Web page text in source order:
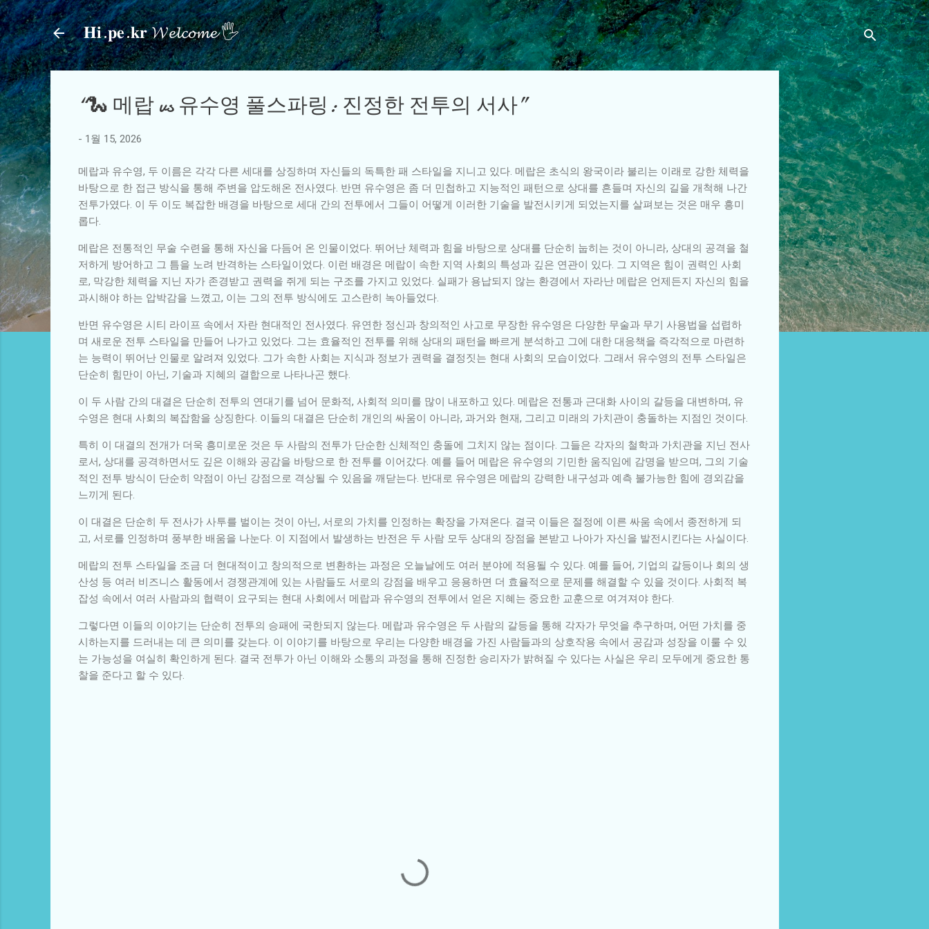
기본 콘텐츠로 건너뛰기
𝐇𝐢.𝐩𝐞.𝐤𝐫 𝓦𝓮𝓵𝓬𝓸𝓶𝓮 🖐
“🐍 메랍 vs 유수영 풀스파링: 진정한 전투의 서사”
- 1월 15, 2026
메랍과 유수영, 두 이름은 각각 다른 세대를 상징하며 자신들의 독특한 패 스타일을 지니고 있다. 메랍은 초식의 왕국이라 불리는 이래로 강한 체력을
바탕으로 한 접근 방식을 통해 주변을 압도해온 전사였다. 반면 유수영은 좀 더 민첩하고 지능적인 패턴으로 상대를 흔들며 자신의 길을 개척해 나간
전투가였다. 이 두 이도 복잡한 배경을 바탕으로 세대 간의 전투에서 그들이 어떻게 이러한 기술을 발전시키게 되었는지를 살펴보는 것은 매우 흥미
롭다.
메랍은 전통적인 무술 수련을 통해 자신을 다듬어 온 인물이었다. 뛰어난 체력과 힘을 바탕으로 상대를 단순히 눕히는 것이 아니라, 상대의 공격을 철
저하게 방어하고 그 틈을 노려 반격하는 스타일이었다. 이런 배경은 메랍이 속한 지역 사회의 특성과 깊은 연관이 있다. 그 지역은 힘이 권력인 사회
로, 막강한 체력을 지닌 자가 존경받고 권력을 쥐게 되는 구조를 가지고 있었다. 실패가 용납되지 않는 환경에서 자라난 메랍은 언제든지 자신의 힘을
과시해야 하는 압박감을 느꼈고, 이는 그의 전투 방식에도 고스란히 녹아들었다.
반면 유수영은 시티 라이프 속에서 자란 현대적인 전사였다. 유연한 정신과 창의적인 사고로 무장한 유수영은 다양한 무술과 무기 사용법을 섭렵하
며 새로운 전투 스타일을 만들어 나가고 있었다. 그는 효율적인 전투를 위해 상대의 패턴을 빠르게 분석하고 그에 대한 대응책을 즉각적으로 마련하
는 능력이 뛰어난 인물로 알려져 있었다. 그가 속한 사회는 지식과 정보가 권력을 결정짓는 현대 사회의 모습이었다. 그래서 유수영의 전투 스타일은
단순히 힘만이 아닌, 기술과 지혜의 결합으로 나타나곤 했다.
이 두 사람 간의 대결은 단순히 전투의 연대기를 넘어 문화적, 사회적 의미를 많이 내포하고 있다. 메랍은 전통과 근대화 사이의 갈등을 대변하며, 유
수영은 현대 사회의 복잡함을 상징한다. 이들의 대결은 단순히 개인의 싸움이 아니라, 과거와 현재, 그리고 미래의 가치관이 충돌하는 지점인 것이다.
특히 이 대결의 전개가 더욱 흥미로운 것은 두 사람의 전투가 단순한 신체적인 충돌에 그치지 않는 점이다. 그들은 각자의 철학과 가치관을 지닌 전사
로서, 상대를 공격하면서도 깊은 이해와 공감을 바탕으로 한 전투를 이어갔다. 예를 들어 메랍은 유수영의 기민한 움직임에 감명을 받으며, 그의 기술
적인 전투 방식이 단순히 약점이 아닌 강점으로 격상될 수 있음을 깨닫는다. 반대로 유수영은 메랍의 강력한 내구성과 예측 불가능한 힘에 경외감을
느끼게 된다.
이 대결은 단순히 두 전사가 사투를 벌이는 것이 아닌, 서로의 가치를 인정하는 확장을 가져온다. 결국 이들은 절정에 이른 싸움 속에서 종전하게 되
고, 서로를 인정하며 풍부한 배움을 나눈다. 이 지점에서 발생하는 반전은 두 사람 모두 상대의 장점을 본받고 나아가 자신을 발전시킨다는 사실이다.
메랍의 전투 스타일을 조금 더 현대적이고 창의적으로 변환하는 과정은 오늘날에도 여러 분야에 적용될 수 있다. 예를 들어, 기업의 갈등이나 회의 생
산성 등 여러 비즈니스 활동에서 경쟁관계에 있는 사람들도 서로의 강점을 배우고 응용하면 더 효율적으로 문제를 해결할 수 있을 것이다. 사회적 복
잡성 속에서 여러 사람과의 협력이 요구되는 현대 사회에서 메랍과 유수영의 전투에서 얻은 지혜는 중요한 교훈으로 여겨져야 한다.
그렇다면 이들의 이야기는 단순히 전투의 승패에 국한되지 않는다. 메랍과 유수영은 두 사람의 갈등을 통해 각자가 무엇을 추구하며, 어떤 가치를 중
시하는지를 드러내는 데 큰 의미를 갖는다. 이 이야기를 바탕으로 우리는 다양한 배경을 가진 사람들과의 상호작용 속에서 공감과 성장을 이룰 수 있
는 가능성을 여실히 확인하게 된다. 결국 전투가 아닌 이해와 소통의 과정을 통해 진정한 승리자가 밝혀질 수 있다는 사실은 우리 모두에게 중요한 통
찰을 준다고 할 수 있다.